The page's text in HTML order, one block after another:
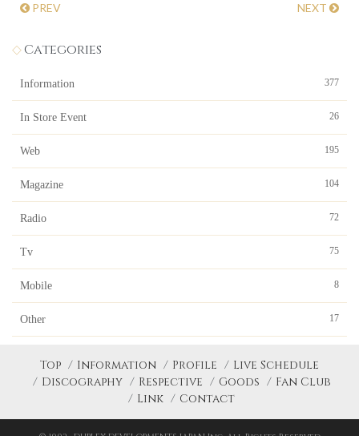
PREV NEXT
Categories
Information 377
In Store Event 26
Web 195
Magazine 104
Radio 72
Tv 75
Mobile 8
Other 17
Top Information Profile
Live Schedule
Discography
Respective Goods
Fan Club
Link
Contact